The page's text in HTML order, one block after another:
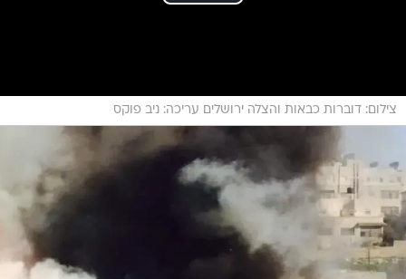
צילום: דוברות כבאות והצלה ירושלים עריכה: ניב פוקס